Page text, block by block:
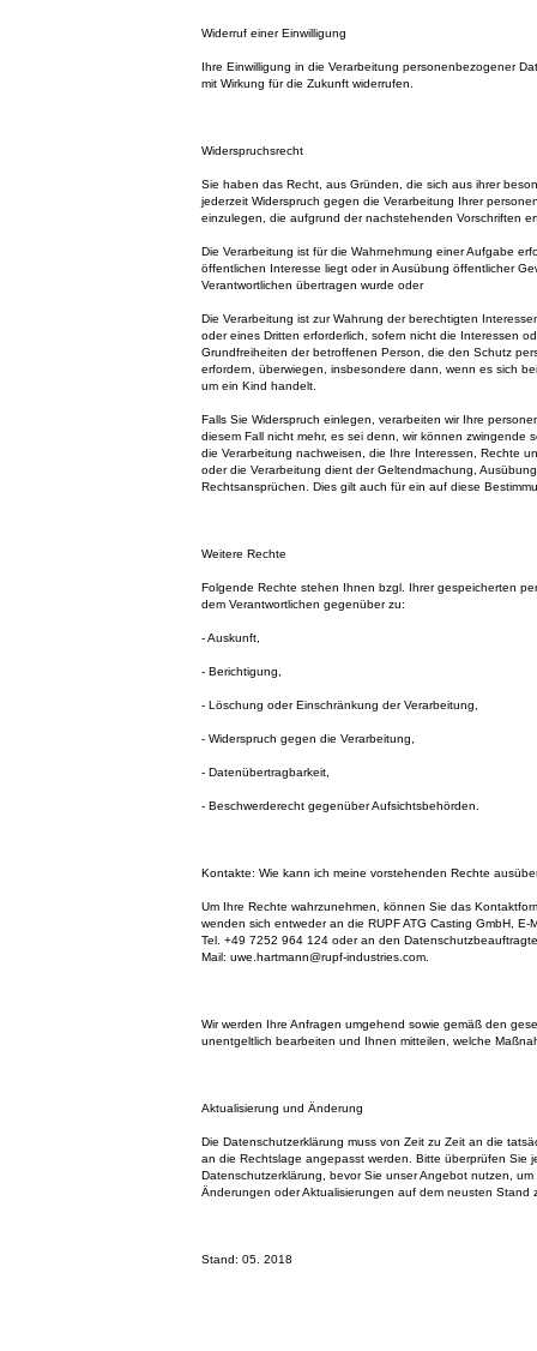
Widerruf einer Einwilligung
Ihre Einwilligung in die Verarbeitung personenbezogener
mit Wirkung für die Zukunft widerrufen.
Widerspruchsrecht
Sie haben das Recht, aus Gründen, die sich aus ihrer
jederzeit Widerspruch gegen die Verarbeitung Ihrer
einzulegen, die aufgrund der nachstehenden Vorschriften
Die Verarbeitung ist für die Wahrnehmung einer Aufgabe
öffentlichen Interesse liegt oder in Ausübung öffentlicher
Verantwortlichen übertragen wurde oder
Die Verarbeitung ist zur Wahrung der berechtigten
oder eines Dritten erforderlich, sofern nicht die Interessen
Grundfreiheiten der betroffenen Person, die den Schutz
erfordern, überwiegen, insbesondere dann, wenn es sich
um ein Kind handelt.
Falls Sie Widerspruch einlegen, verarbeiten wir Ihre
diesem Fall nicht mehr, es sei denn, wir können zwingende
die Verarbeitung nachweisen, die Ihre Interessen, Rechte
oder die Verarbeitung dient der Geltendmachung,
Rechtsansprüchen. Dies gilt auch für ein auf diese
Weitere Rechte
Folgende Rechte stehen Ihnen bzgl. Ihrer gespeicherten
dem Verantwortlichen gegenüber zu:
- Auskunft,
- Berichtigung,
- Löschung oder Einschränkung der Verarbeitung,
- Widerspruch gegen die Verarbeitung,
- Datenübertragbarkeit,
- Beschwerderecht gegenüber Aufsichtsbehörden.
Kontakte: Wie kann ich meine vorstehenden Rechte
Um Ihre Rechte wahrzunehmen, können Sie das
wenden sich entweder an die RUPF ATG Casting GmbH, E-
Tel. +49 7252 964 124 oder an den
Mail: uwe.hartmann@rupf-industries.com.
Wir werden Ihre Anfragen umgehend sowie gemäß den
unentgeltlich bearbeiten und Ihnen mitteilen, welche
Aktualisierung und Änderung
Die Datenschutzerklärung muss von Zeit zu Zeit an die
an die Rechtslage angepasst werden. Bitte überprüfen Sie
Datenschutzerklärung, bevor Sie unser Angebot nutzen, um
Änderungen oder Aktualisierungen auf dem neusten Stand
Stand: 05. 2018